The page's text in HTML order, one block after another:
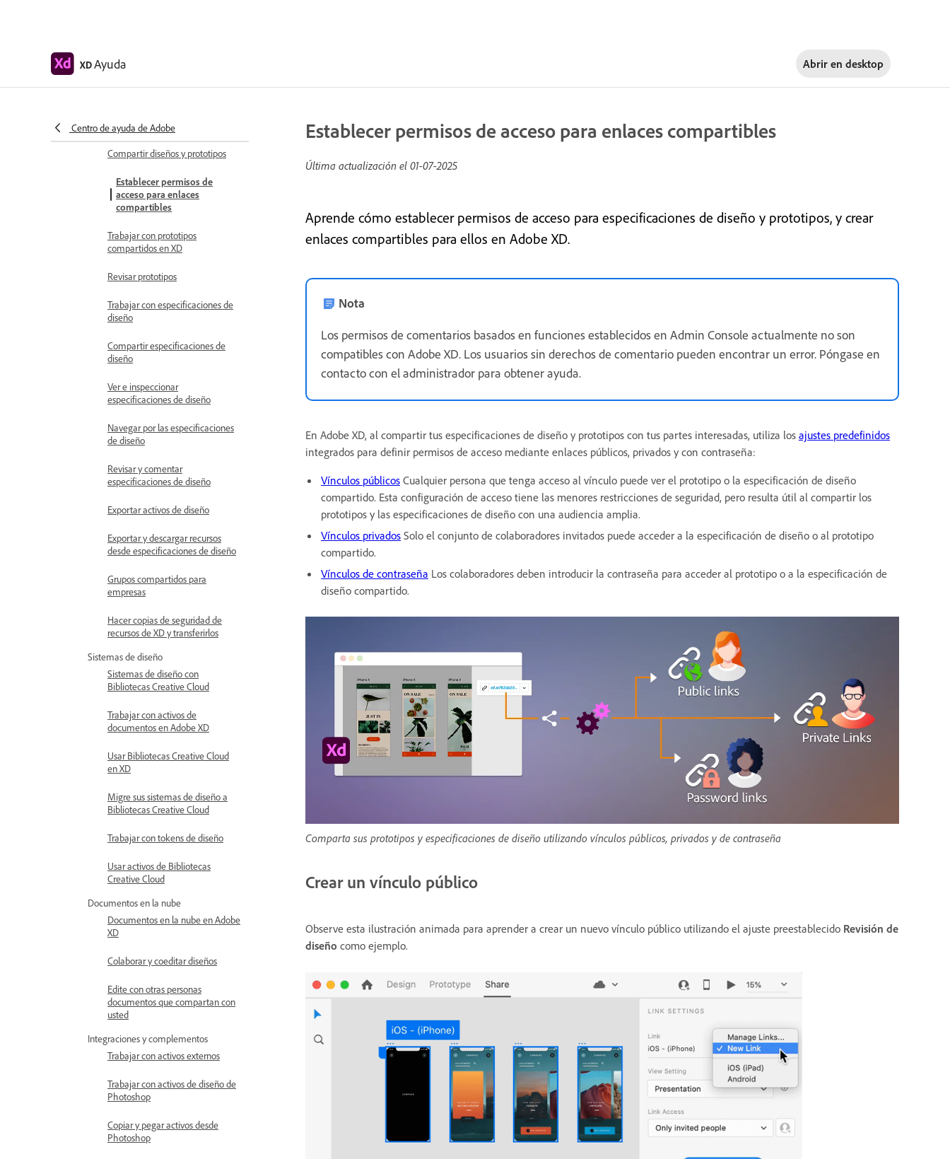
XDAyuda Abrir en desktop
Centro de ayuda de Adobe
Previsualizar diseños y prototipos
seleccionadas
Compartir diseños y prototipos
Establecer permisos de
acceso para enlaces
compartibles
Trabajar con prototipos
compartidos en XD
Revisar prototipos
Trabajar con especificaciones de
diseño
Compartir especificaciones de
diseño
Ver e inspeccionar
especificaciones de diseño
Navegar por las especificaciones
de diseño
Revisar y comentar
especificaciones de diseño
Exportar activos de diseño
Exportar y descargar recursos
desde especificaciones de diseño
Grupos compartidos para
empresas
Hacer copias de seguridad de
recursos de XD y transferirlos
Sistemas de diseño
Sistemas de diseño con
Bibliotecas Creative Cloud
Trabajar con activos de
documentos en Adobe XD
Usar Bibliotecas Creative Cloud
en XD
Migre sus sistemas de diseño a
Bibliotecas Creative Cloud
Trabajar con tokens de diseño
Usar activos de Bibliotecas
Creative Cloud
Documentos en la nube
Documentos en la nube en Adobe
XD
Colaborar y coeditar diseños
Edite con otras personas
documentos que compartan con
usted
Integraciones y complementos
Trabajar con activos externos
Trabajar con activos de diseño de
Photoshop
Copiar y pegar activos desde
Photoshop
Establecer permisos de acceso para enlaces compartibles
Última actualización el 01-07-2025
Aprende cómo establecer permisos de acceso para especificaciones de diseño y prototipos, y crear
enlaces compartibles para ellos en Adobe XD.
Nota
Los permisos de comentarios basados en funciones establecidos en Admin Console actualmente no son
compatibles con Adobe XD. Los usuarios sin derechos de comentario pueden encontrar un error. Póngase en
contacto con el administrador para obtener ayuda.
En Adobe XD, al compartir tus especificaciones de diseño y prototipos con tus partes interesadas, utiliza los ajustes predefinidos
integrados para definir permisos de acceso mediante enlaces públicos, privados y con contraseña:
Vínculos públicos Cualquier persona que tenga acceso al vínculo puede ver el prototipo o la especificación de diseño
compartido. Esta configuración de acceso tiene las menores restricciones de seguridad, pero resulta útil al compartir los
prototipos y las especificaciones de diseño con una audiencia amplia.
Vínculos privados Solo el conjunto de colaboradores invitados puede acceder a la especificación de diseño o al prototipo
compartido.
Vínculos de contraseña Los colaboradores deben introducir la contraseña para acceder al prototipo o a la especificación de
diseño compartido.
Comparta sus prototipos y especificaciones de diseño utilizando vínculos públicos, privados y de contraseña
Crear un vínculo público
Observe esta ilustración animada para aprender a crear un nuevo vínculo público utilizando el ajuste preestablecido Revisión de
diseño como ejemplo.